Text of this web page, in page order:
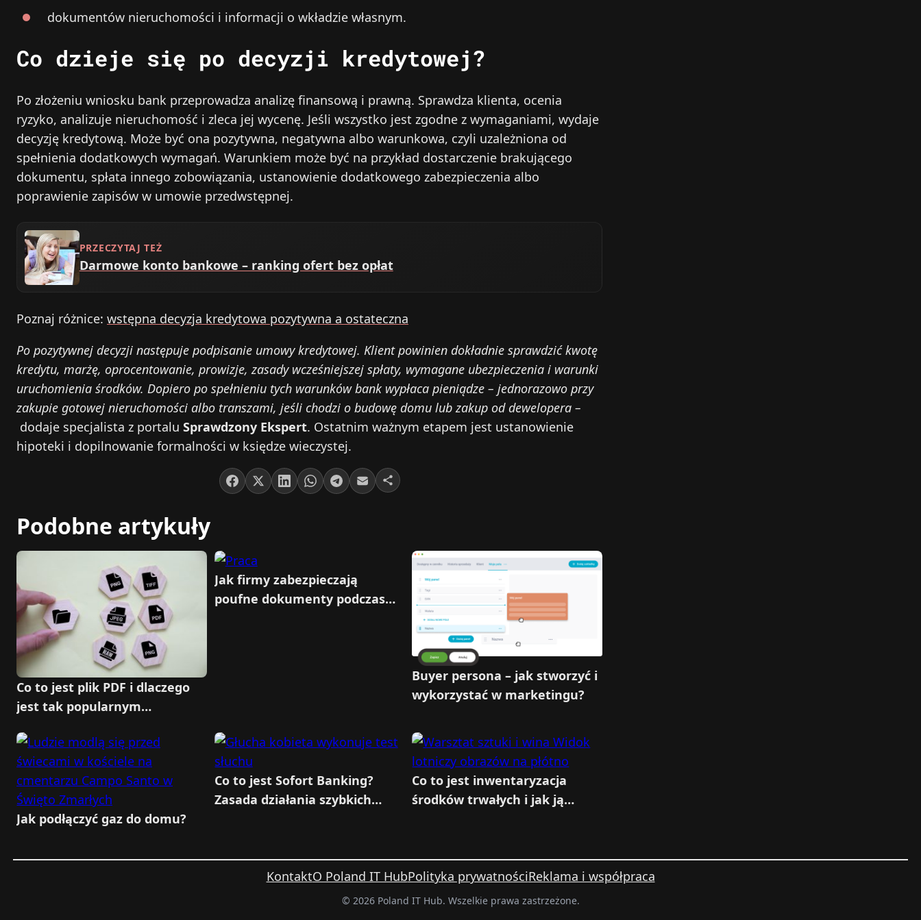
dokumentów nieruchomości i informacji o wkładzie własnym.
Co dzieje się po decyzji kredytowej?
Po złożeniu wniosku bank przeprowadza analizę finansową i prawną. Sprawdza klienta, ocenia
ryzyko, analizuje nieruchomość i zleca jej wycenę. Jeśli wszystko jest zgodne z wymaganiami, wydaje
decyzję kredytową. Może być ona pozytywna, negatywna albo warunkowa, czyli uzależniona od
spełnienia dodatkowych wymagań. Warunkiem może być na przykład dostarczenie brakującego
dokumentu, spłata innego zobowiązania, ustanowienie dodatkowego zabezpieczenia albo
poprawienie zapisów w umowie przedwstępnej.
PRZECZYTAJ TEŻ
Darmowe konto bankowe – ranking ofert bez opłat
Poznaj różnice: wstępna decyzja kredytowa pozytywna a ostateczna
Po pozytywnej decyzji następuje podpisanie umowy kredytowej. Klient powinien dokładnie sprawdzić kwotę
kredytu, marżę, oprocentowanie, prowizje, zasady wcześniejszej spłaty, wymagane ubezpieczenia i warunki
uruchomienia środków. Dopiero po spełnieniu tych warunków bank wypłaca pieniądze – jednorazowo przy
zakupie gotowej nieruchomości albo transzami, jeśli chodzi o budowę domu lub zakup od dewelopera –
dodaje specjalista z portalu Sprawdzony Ekspert. Ostatnim ważnym etapem jest ustanowienie
hipoteki i dopilnowanie formalności w księdze wieczystej.
Podobne artykuły
Co to jest plik PDF i dlaczego
jest tak popularnym
Jak firmy zabezpieczają
poufne dokumenty podczas
Buyer persona – jak stworzyć i
wykorzystać w marketingu?
Jak podłączyć gaz do domu?
Co to jest Sofort Banking?
Zasada działania szybkich
Co to jest inwentaryzacja
środków trwałych i jak ją
KontaktO Poland IT HubPolityka prywatnościReklama i współpraca
© 2026 Poland IT Hub. Wszelkie prawa zastrzeżone.